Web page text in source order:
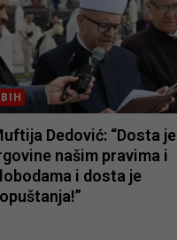
BIH
Dedović: “Dosta je
našim pravima i
i dosta je